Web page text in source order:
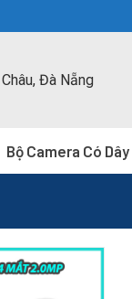
Đà Nẵng
Bộ Camera Có Dây